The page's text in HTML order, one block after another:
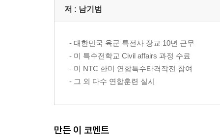
저 : 남기범
- 대한민국 육군 특전사 장교 10년 근무
- 미 특수전학교 Civil affairs 과정 수료
- 미 NTC 한미 연합특수타격작전 참여
- 그 외 다수 연합훈련 실시
만든 이 코멘트